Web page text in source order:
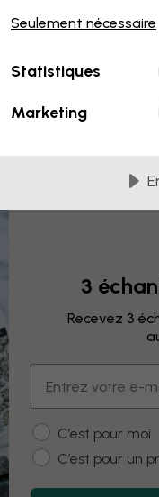
3
Recevez 3
Customer type
C’est pour moi
C’est pour un
Seulement nécessaire
Statistiques
Marketing